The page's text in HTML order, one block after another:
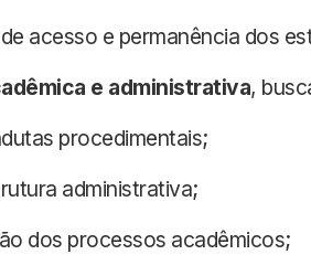
acesso e permanência dos
e administrativa,
procedimentais;
administrativa;
dos processos acadêmicos;